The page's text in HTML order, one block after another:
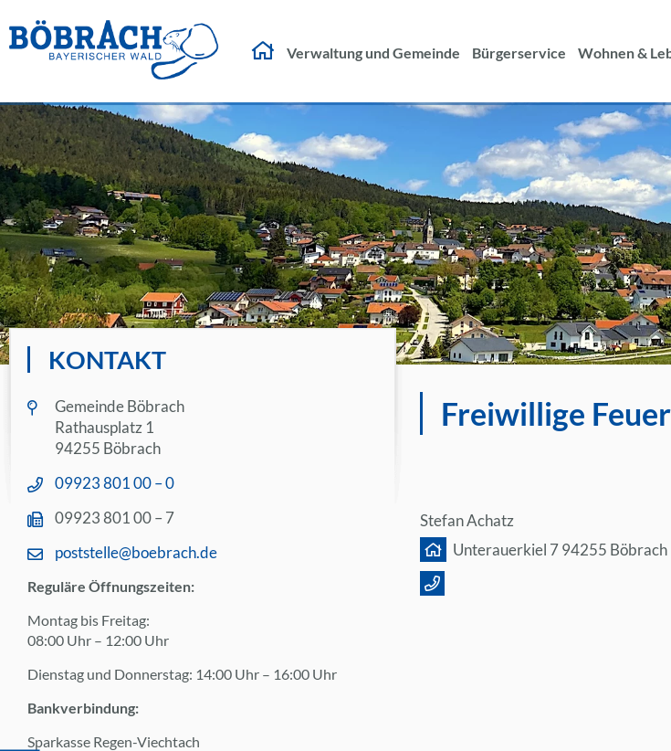
Verwaltung und Gemeinde Bürgerservice Wohnen &
nach:
Freiwillige
Stefan Achatz
Unterauerkiel 7 94255 Böbrach
KONTAKT
Gemeinde Böbrach
Rathausplatz 1
94255 Böbrach
09923 801 00 – 0
09923 801 00 – 7
poststelle@boebrach.de
Reguläre Öffnungszeiten:
Montag bis Freitag:
08:00 Uhr – 12:00 Uhr
Dienstag und Donnerstag: 14:00 Uhr – 16:00 Uhr
Bankverbindung:
Sparkasse Regen-Viechtach